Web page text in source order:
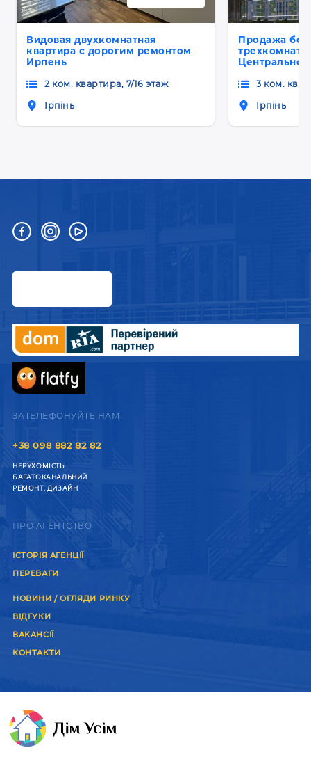
Видовая двухкомнатная
квартира с дорогим ремонтом
Ирпень
2 ком. квартира, 7/16 этаж
Ірпінь
Продажа
3 ком.
Ірпінь
ЗАТЕЛЕФОНУЙТЕ НАМ
+38 098 882 82 82
НЕРУХОМІСТЬ
БАГАТОКАНАЛЬНИЙ
РЕМОНТ, ДИЗАЙН
ПРО АГЕНТСТВО
ІСТОРІЯ АГЕНЦІЇ
ПЕРЕВАГИ
НОВИНИ / ОГЛЯДИ РИНКУ
ВІДГУКИ
ВАКАНСІЇ
КОНТАКТИ